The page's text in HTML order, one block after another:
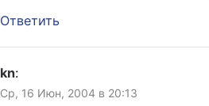
Ответить
kn:
Ср, 16 Июн, 2004 в 20:13